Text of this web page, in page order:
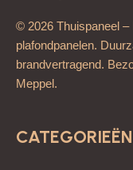
© 2026 Thuispaneel
plafondpanelen.
brandvertragend.
Meppel.
CATEGORIEËN